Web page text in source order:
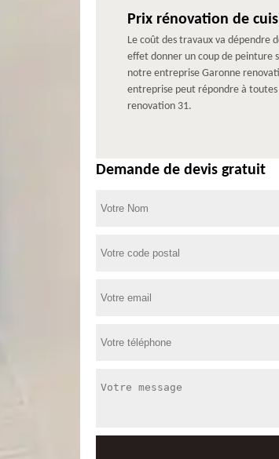
Prix rénovation de
Le coût des travaux va dépendre
effet donner un coup de peinture
notre entreprise Garonne
entreprise peut répondre à toutes
renovation 31.
Demande de devis gratuit